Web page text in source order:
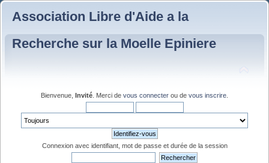
Association Libre d'Aide a la
Recherche sur la Moelle Epiniere
Bienvenue, Invité . Merci de vous connecter ou de vous inscrire
Connexion avec identifiant, mot de passe et durée de la session